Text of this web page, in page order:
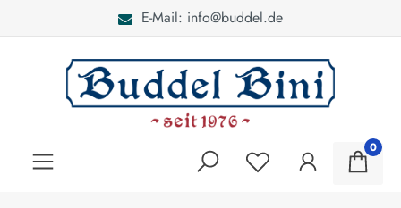
E-Mail: info@buddel.de
0